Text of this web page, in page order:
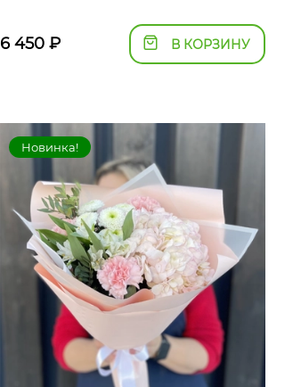
6 450₽ В КОРЗИНУ
Новинка!